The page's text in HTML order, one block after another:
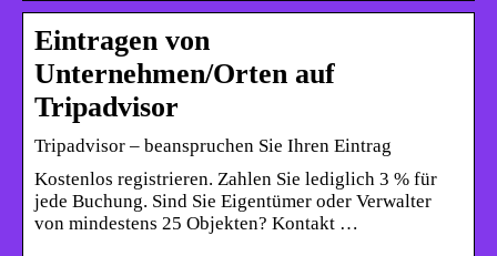
Eintragen von
Unternehmen/Orten auf
Tripadvisor
Tripadvisor – beanspruchen Sie Ihren Eintrag
Kostenlos registrieren. Zahlen Sie lediglich 3 % für
jede Buchung. Sind Sie Eigentümer oder Verwalter
von mindestens 25 Objekten? Kontakt …